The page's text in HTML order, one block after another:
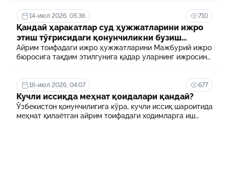
14-июл 2026, 05:36 710
Қандай ҳаракатлар суд ҳужжатларини ижро
этиш тўғрисидаги қонунчиликни бузиш
ҳисобланади? 5 муҳим факт
Айрим тоифадаги ижро ҳужжатларини Мажбурий ижро
бюросига тақдим этилгунига қадар уларнинг ижросини
16-июл 2026, 04:07 677
Кучли иссиқда меҳнат қоидалари қандай?
Ўзбекистон қонунчилигига кўра, кучли иссиқ шароитида
меҳнат қилаётган айрим тоифадаги ходимларга иш